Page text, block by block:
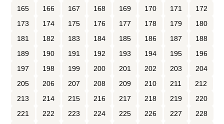
165
166 167 168 169 170 171
172
173
174 175 176 177 178 179
180
181
182 183 184 185 186 187
188
189
190 191 192 193 194 195
196
197
198 199 200 201 202 203
204
205
206 207 208 209 210 211
212
213
214 215 216 217 218 219
220
221
222 223 224 225 226 227
228